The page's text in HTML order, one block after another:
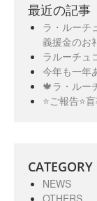
最近の記事
ラ・ルーチ
義援金のお
ラルーチュ
今年も一年
🍁ラ・ルー
⭐️ご報告⭐️
CATEGORY
NEWS
OTHERS